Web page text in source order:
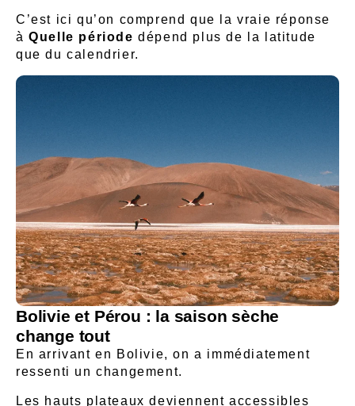
C’est ici qu’on comprend que la vraie réponse
àQuelle période dépend plus de la latitude
que du calendrier.
Bolivie et Pérou : la saison sèche
change tout
En arrivant en Bolivie, on a immédiatement
ressenti un changement.
Les hauts plateaux deviennent accessibles